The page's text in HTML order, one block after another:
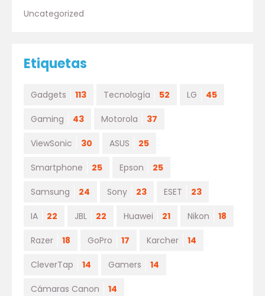
Uncategorized
Etiquetas
Gadgets 113 Tecnología 52 LG 45
Gaming 43 Motorola 37
ViewSonic 30 ASUS 25
Smartphone 25 Epson 25
Samsung 24 Sony 23 ESET 23
IA 22 JBL 22 Huawei 21 Nikon 18
Razer 18 GoPro 17 Karcher 14
CleverTap 14 Gamers 14
Cámaras Canon 14